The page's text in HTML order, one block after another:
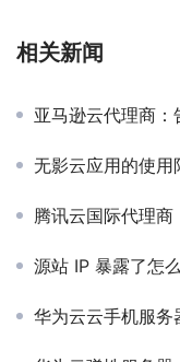
相关新闻
亚马逊云代理商：告别数
无影云应用的使用
腾讯云国际代理
源站 IP 暴露了怎
华为云云手机服